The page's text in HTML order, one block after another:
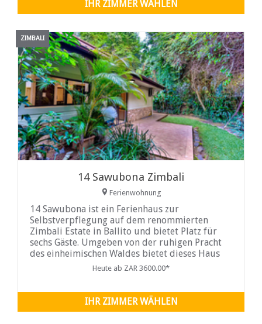
IHR ZIMMER WÄHLEN
ZIMBALI
14 Sawubona Zimbali
Ferienwohnung
14 Sawubona ist ein Ferienhaus zur
Selbstverpflegung auf dem renommierten
Zimbali Estate in Ballito und bietet Platz für
sechs Gäste. Umgeben von der ruhigen Pracht
des einheimischen Waldes bietet dieses Haus
Gästen die ideale Kombination aus
Einrichtungen des Anwesens. Egal, ob
Heute ab ZAR 3600.00*
IHR ZIMMER WÄHLEN